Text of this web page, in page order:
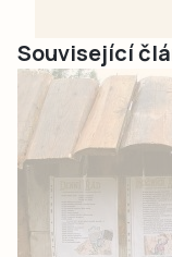
Související